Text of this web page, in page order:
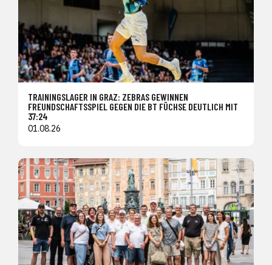
TRAININGSLAGER IN GRAZ: ZEBRAS GEWINNEN
FREUNDSCHAFTSSPIEL GEGEN DIE BT FÜCHSE DEUTLICH MIT
37:24
01.08.26